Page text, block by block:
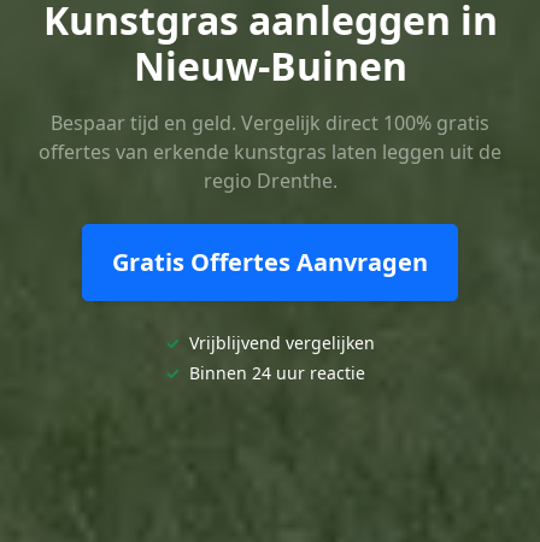
Kunstgras aanleggen in
Nieuw-Buinen
Bespaar tijd en geld. Vergelijk direct 100% gratis
offertes van erkende kunstgras laten leggen uit de
regio Drenthe.
Gratis Offertes Aanvragen
✓ Vrijblijvend vergelijken
✓ Binnen 24 uur reactie